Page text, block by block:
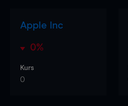
Apple Inc
0%
Kurs
0